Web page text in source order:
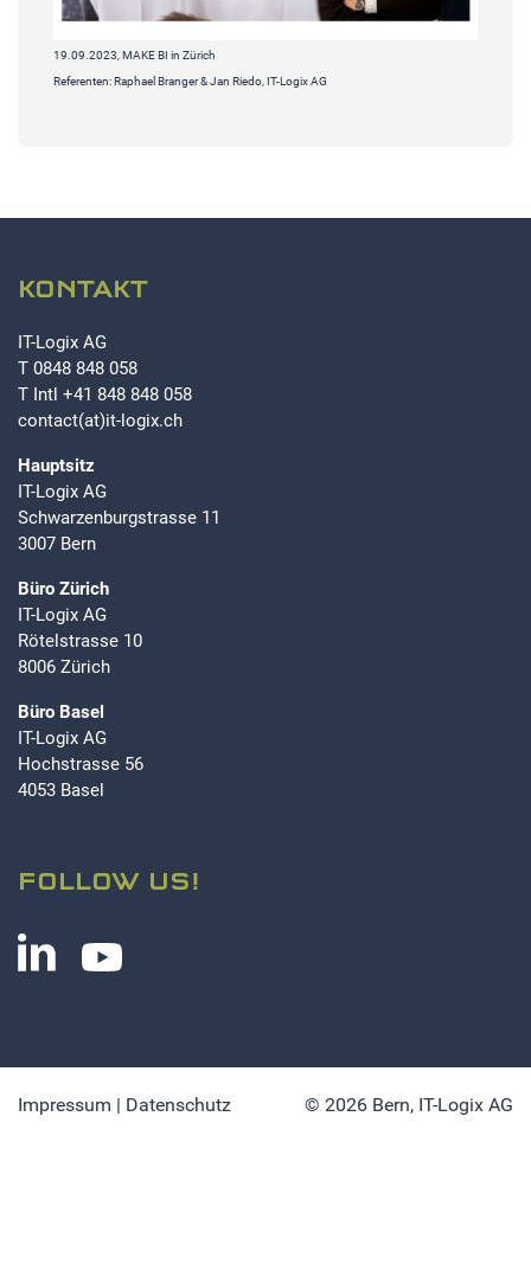
19.09.2023, MAKE BI in Zürich
Referenten: Raphael Branger & Jan Riedo, IT-Logix AG
KONTAKT
IT-Logix AG
T 0848 848 058
T Intl +41 848 848 058
contact(at)it-logix.ch
Hauptsitz
IT-Logix AG
Schwarzenburgstrasse 11
3007 Bern
Büro Zürich
IT-Logix AG
Rötelstrasse 10
8006 Zürich
Büro Basel
IT-Logix AG
Hochstrasse 56
4053 Basel
FOLLOW US!
Impressum | Datenschutz © 2026 Bern, IT-Logix AG